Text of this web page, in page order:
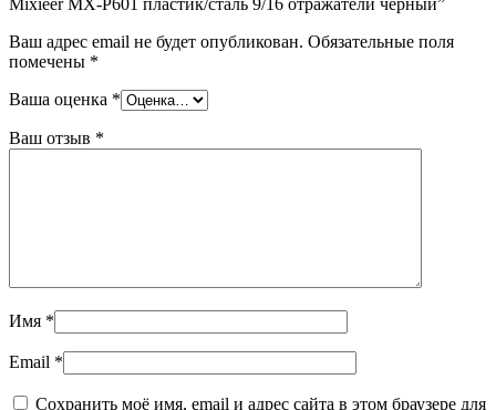
Ваш адрес email не будет опубликован. Обязательные поля
помечены *
Ваша оценка *
Ваш отзыв *
Имя *
Email *
Сохранить моё имя, email и адрес сайта в этом браузере для